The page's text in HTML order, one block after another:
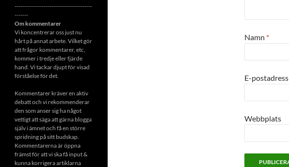
Namn *
E-postadress
Webbplats
----------------------------------------
-------
Om kommentarer
Vi koncentrerar oss just nu
hårt på annat arbete. Vilket gör
att frågor kommentarer, etc,
kommer i tredje eller fjärde
hand. Vi tackar djupt för visad
förståelse för det.
Kommentarer kräver en aktiv
debatt och vi rekommenderar
den som anser sig ha något
vettigt att säga att gärna blogga
själv i ämnet och få en större
spridning på sitt budskap.
Kommentarerna är öppna
främst för att vi ska få input &
kunna korrigera artiklarna